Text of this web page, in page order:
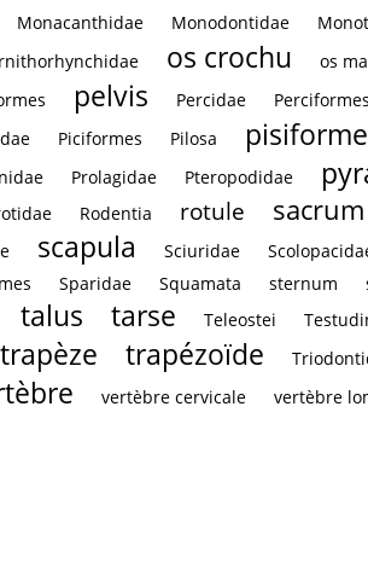
Monacanthidae Monodontidae
os crochu os
pelvis Percidae Perciformes
Piciformes Pilosa pisiforme
Prolagidae Pteropodidae
Rodentia rotule sacrum
scapula Sciuridae
Sparidae Squamata sternum
talus tarse Teleostei
trapèze trapézoïde
vertèbre cervicale vertèbre